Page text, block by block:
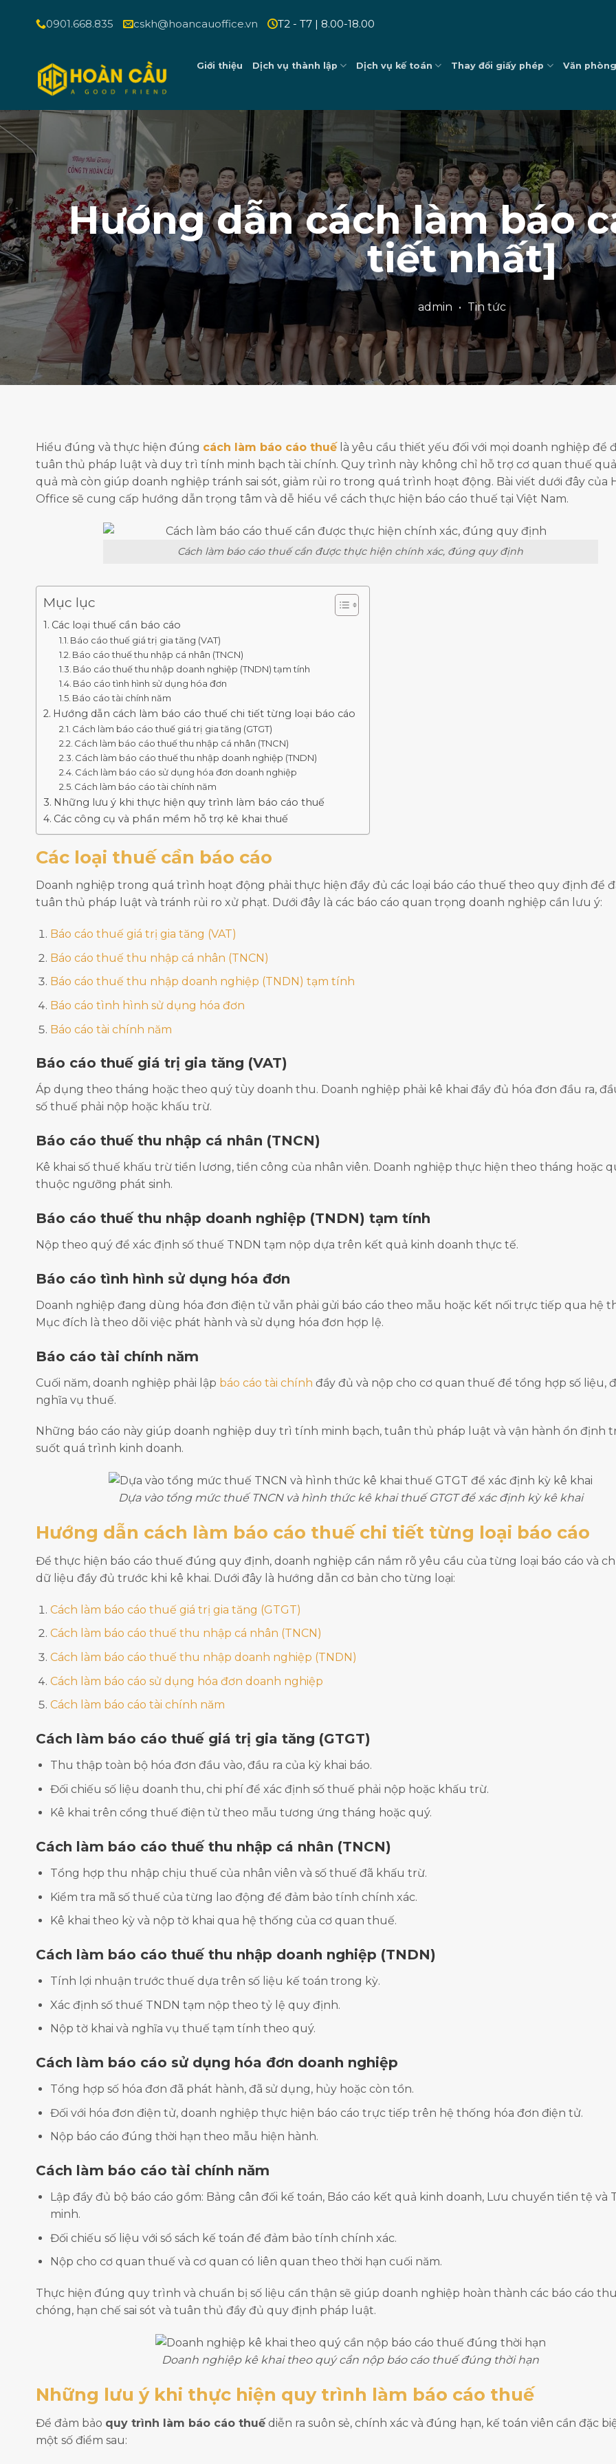
0901.668.835 cskh@hoancauoffice.vn T2 - T7 | 8.00-18.00
Giới thiệu Dịch vụ thành lập Dịch vụ kế toán Thay đổi giấy phép Văn
Hướng dẫn cách làm báo
tiết nhất]
admin • Tin tức
Hiểu đúng và thực hiện đúng cách làm báo cáo thuếlà yêu cầu thiết yếu đối với mọi doanh nghiệp để
tuân thủ pháp luật và duy trì tính minh bạch tài chính. Quy trình này không chỉ hỗ trợ cơ quan thuế
quả mà còn giúp doanh nghiệp tránh sai sót, giảm rủi ro trong quá trình hoạt động. Bài viết dưới đây của
Office sẽ cung cấp hướng dẫn trọng tâm và dễ hiểu về cách thực hiện báo cáo thuế tại Việt Nam.
Cách làm báo cáo thuế cần được thực hiện chính xác, đúng quy định
Mục lục
Các loại thuế cần báo cáo
Báo cáo thuế giá trị gia tăng (VAT)
Báo cáo thuế thu nhập cá nhân (TNCN)
Báo cáo thuế thu nhập doanh nghiệp (TNDN) tạm tính
Báo cáo tình hình sử dụng hóa đơn
Báo cáo tài chính năm
Hướng dẫn cách làm báo cáo thuế chi tiết từng loại báo cáo
Cách làm báo cáo thuế giá trị gia tăng (GTGT)
Cách làm báo cáo thuế thu nhập cá nhân (TNCN)
Cách làm báo cáo thuế thu nhập doanh nghiệp (TNDN)
Cách làm báo cáo sử dụng hóa đơn doanh nghiệp
Cách làm báo cáo tài chính năm
Những lưu ý khi thực hiện quy trình làm báo cáo thuế
Các công cụ và phần mềm hỗ trợ kê khai thuế
Các loại thuế cần báo cáo
Doanh nghiệp trong quá trình hoạt động phải thực hiện đầy đủ các loại báo cáo thuế theo quy định để
tuân thủ pháp luật và tránh rủi ro xử phạt. Dưới đây là các báo cáo quan trọng doanh nghiệp cần lưu ý:
Báo cáo thuế giá trị gia tăng (VAT)
Báo cáo thuế thu nhập cá nhân (TNCN)
Báo cáo thuế thu nhập doanh nghiệp (TNDN) tạm tính
Báo cáo tình hình sử dụng hóa đơn
Báo cáo tài chính năm
Báo cáo thuế giá trị gia tăng (VAT)
Áp dụng theo tháng hoặc theo quý tùy doanh thu. Doanh nghiệp phải kê khai đầy đủ hóa đơn đầu ra,
số thuế phải nộp hoặc khấu trừ.
Báo cáo thuế thu nhập cá nhân (TNCN)
Kê khai số thuế khấu trừ tiền lương, tiền công của nhân viên. Doanh nghiệp thực hiện theo tháng hoặc
thuộc ngưỡng phát sinh.
Báo cáo thuế thu nhập doanh nghiệp (TNDN) tạm tính
Nộp theo quý để xác định số thuế TNDN tạm nộp dựa trên kết quả kinh doanh thực tế.
Báo cáo tình hình sử dụng hóa đơn
Doanh nghiệp đang dùng hóa đơn điện tử vẫn phải gửi báo cáo theo mẫu hoặc kết nối trực tiếp qua hệ
Mục đích là theo dõi việc phát hành và sử dụng hóa đơn hợp lệ.
Báo cáo tài chính năm
Cuối năm, doanh nghiệp phải lập báo cáo tài chính đầy đủ và nộp cho cơ quan thuế để tổng hợp số liệu,
nghĩa vụ thuế.
Những báo cáo này giúp doanh nghiệp duy trì tính minh bạch, tuân thủ pháp luật và vận hành ổn định
suốt quá trình kinh doanh.
Dựa vào tổng mức thuế TNCN và hình thức kê khai thuế GTGT để xác định kỳ kê khai
Hướng dẫn cách làm báo cáo thuế chi tiết từng loại báo cáo
Để thực hiện báo cáo thuế đúng quy định, doanh nghiệp cần nắm rõ yêu cầu của từng loại báo cáo và
dữ liệu đầy đủ trước khi kê khai. Dưới đây là hướng dẫn cơ bản cho từng loại:
Cách làm báo cáo thuế giá trị gia tăng (GTGT)
Cách làm báo cáo thuế thu nhập cá nhân (TNCN)
Cách làm báo cáo thuế thu nhập doanh nghiệp (TNDN)
Cách làm báo cáo sử dụng hóa đơn doanh nghiệp
Cách làm báo cáo tài chính năm
Cách làm báo cáo thuế giá trị gia tăng (GTGT)
Thu thập toàn bộ hóa đơn đầu vào, đầu ra của kỳ khai báo.
Đối chiếu số liệu doanh thu, chi phí để xác định số thuế phải nộp hoặc khấu trừ.
Kê khai trên cổng thuế điện tử theo mẫu tương ứng tháng hoặc quý.
Cách làm báo cáo thuế thu nhập cá nhân (TNCN)
Tổng hợp thu nhập chịu thuế của nhân viên và số thuế đã khấu trừ.
Kiểm tra mã số thuế của từng lao động để đảm bảo tính chính xác.
Kê khai theo kỳ và nộp tờ khai qua hệ thống của cơ quan thuế.
Cách làm báo cáo thuế thu nhập doanh nghiệp (TNDN)
Tính lợi nhuận trước thuế dựa trên số liệu kế toán trong kỳ.
Xác định số thuế TNDN tạm nộp theo tỷ lệ quy định.
Nộp tờ khai và nghĩa vụ thuế tạm tính theo quý.
Cách làm báo cáo sử dụng hóa đơn doanh nghiệp
Tổng hợp số hóa đơn đã phát hành, đã sử dụng, hủy hoặc còn tồn.
Đối với hóa đơn điện tử, doanh nghiệp thực hiện báo cáo trực tiếp trên hệ thống hóa đơn điện tử.
Nộp báo cáo đúng thời hạn theo mẫu hiện hành.
Cách làm báo cáo tài chính năm
Lập đầy đủ bộ báo cáo gồm: Bảng cân đối kế toán, Báo cáo kết quả kinh doanh, Lưu chuyển tiền tệ và
minh.
Đối chiếu số liệu với sổ sách kế toán để đảm bảo tính chính xác.
Nộp cho cơ quan thuế và cơ quan có liên quan theo thời hạn cuối năm.
Thực hiện đúng quy trình và chuẩn bị số liệu cẩn thận sẽ giúp doanh nghiệp hoàn thành các báo cáo
chóng, hạn chế sai sót và tuân thủ đầy đủ quy định pháp luật.
Doanh nghiệp kê khai theo quý cần nộp báo cáo thuế đúng thời hạn
Những lưu ý khi thực hiện quy trình làm báo cáo thuế
Để đảm bảo quy trình làm báo cáo thuếdiễn ra suôn sẻ, chính xác và đúng hạn, kế toán viên cần đặc
một số điểm sau: